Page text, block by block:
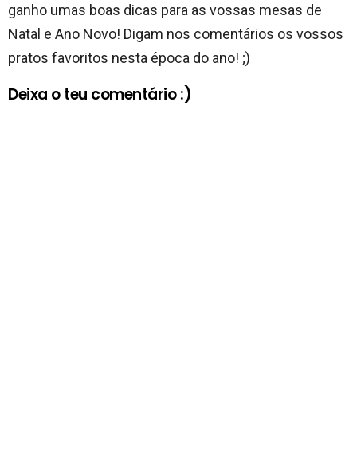
ganho umas boas dicas para as vossas mesas de
Natal e Ano Novo! Digam nos comentários os vossos
pratos favoritos nesta época do ano! ;)
Deixa o teu comentário :)